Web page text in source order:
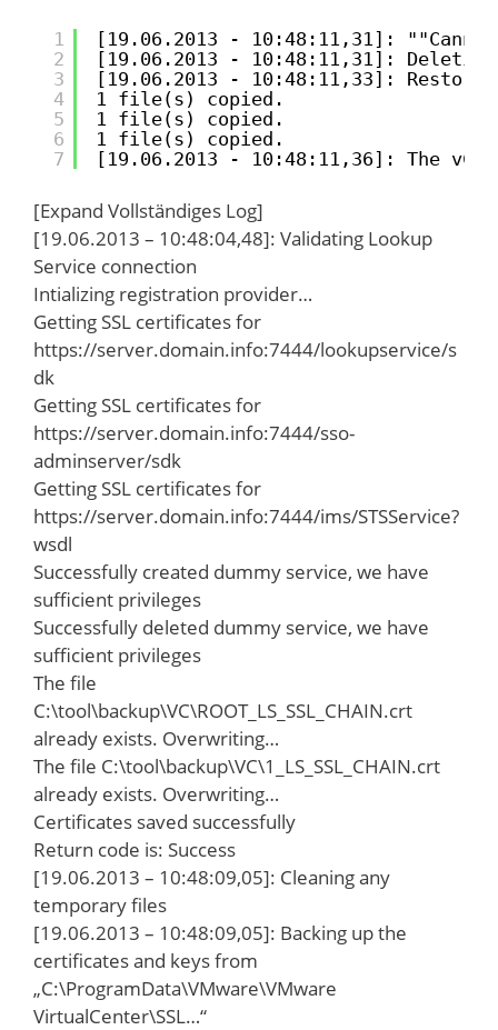
1
2
3
4
5
6
7
[19.06.2013 - 10:48:11,31]:
[19.06.2013 - 10:48:11,31]:
[19.06.2013 - 10:48:11,33]:
1 file(s) copied.
1 file(s) copied.
1 file(s) copied.
[19.06.2013 - 10:48:11,36]: The
[Expand Vollständiges Log]
[19.06.2013 – 10:48:04,48]: Validating Lookup
Service connection
Intializing registration provider…
Getting SSL certificates for
https://server.domain.info:7444/lookupservice/s
dk
Getting SSL certificates for
https://server.domain.info:7444/sso-
adminserver/sdk
Getting SSL certificates for
https://server.domain.info:7444/ims/STSService?
wsdl
Successfully created dummy service, we have
sufficient privileges
Successfully deleted dummy service, we have
sufficient privileges
The file
C:\tool\backup\VC\ROOT_LS_SSL_CHAIN.crt
already exists. Overwriting…
The file C:\tool\backup\VC\1_LS_SSL_CHAIN.crt
already exists. Overwriting…
Certificates saved successfully
Return code is: Success
[19.06.2013 – 10:48:09,05]: Cleaning any
temporary files
[19.06.2013 – 10:48:09,05]: Backing up the
certificates and keys from
„C:\ProgramData\VMware\VMware
VirtualCenter\SSL…“